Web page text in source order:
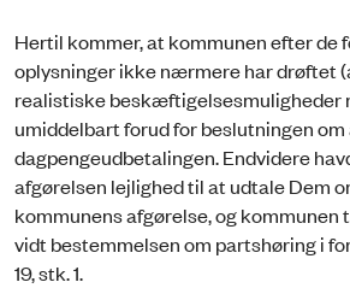
Hertil kommer, at kommunen efter de
oplysninger ikke nærmere har drøftet
realistiske beskæftigelsesmuligheder
umiddelbart forud for beslutningen
dagpengeudbetalingen. Endvidere
afgørelsen lejlighed til at udtale Dem
kommunens afgørelse, og kommunen
vidt bestemmelsen om partshøring i
19, stk. 1.